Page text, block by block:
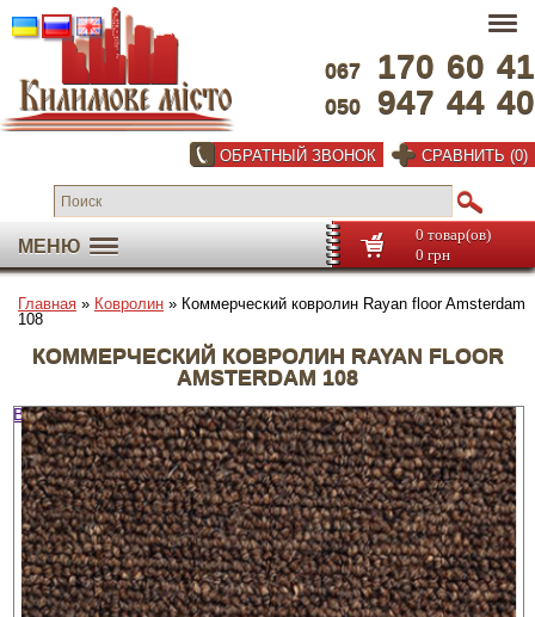
067 170 60 41
050 947 44 40
ОБРАТНЫЙ ЗВОНОК СРАВНИТЬ (0)
МЕНЮ
0 товар(ов)
0 грн
Главная » Ковролин » Коммерческий ковролин Rayan floor Amsterdam
108
КОММЕРЧЕСКИЙ КОВРОЛИН RAYAN FLOOR
AMSTERDAM 108
Во весь экран